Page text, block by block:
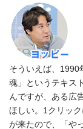
そういえば、1990
魂」というテキス
んですが、ある広
ほしい。1クリッ
が来たので、「や